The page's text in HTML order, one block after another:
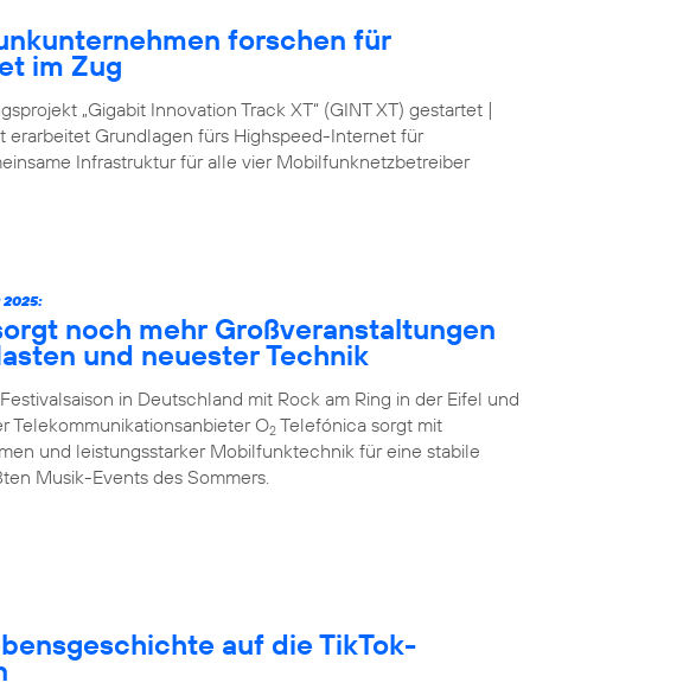
forschen für
im Zug
„Gigabit Innovation Track XT“ (GINT XT) gestartet |
erarbeitet Grundlagen fürs Highspeed-Internet für
Infrastruktur für alle vier Mobilfunknetzbetreiber
2025:
noch mehr Großveranstaltungen
und neuester Technik
in Deutschland mit Rock am Ring in der Eifel und
Telekommunikationsanbieter O2 Telefónica sorgt mit
und leistungsstarker Mobilfunktechnik für eine stabile
Musik-Events des Sommers.
auf die TikTok-